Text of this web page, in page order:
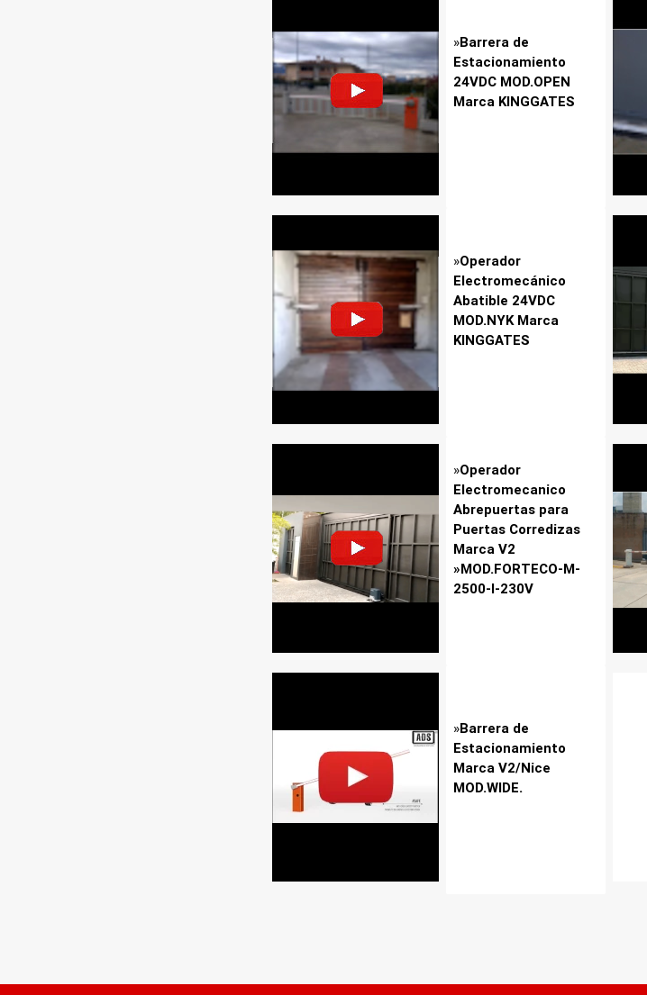
»Barrera de
Estacionamiento
24VDC MOD.OPEN
Marca KINGGATES
»Operador
Electromecánico
Abatible 24VDC
MOD.NYK Marca
KINGGATES
»Operador
Electromecanico
Abrepuertas para
Puertas Corredizas
Marca V2
»MOD.FORTECO-M-
2500-I-230V
»Barrera de
Estacionamiento
Marca V2/Nice
MOD.WIDE.